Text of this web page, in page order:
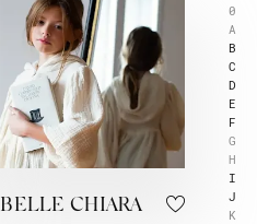
0
A
B
C
D
E
F
G
H
I
J
K
BELLE CHIARA